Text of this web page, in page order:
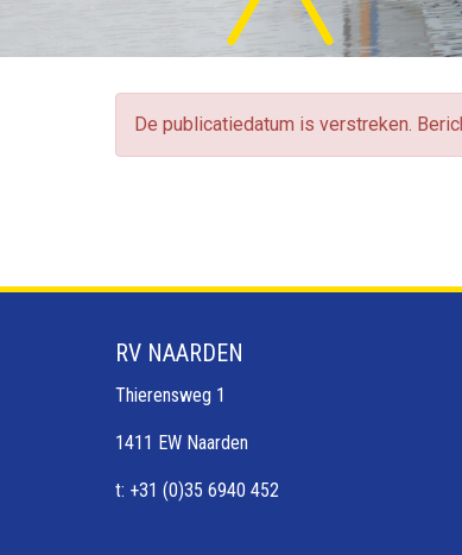
De publicatiedatum is verstreken.
RV NAARDEN
Thierensweg 1
1411 EW Naarden
t: +31 (0)35 6940 452